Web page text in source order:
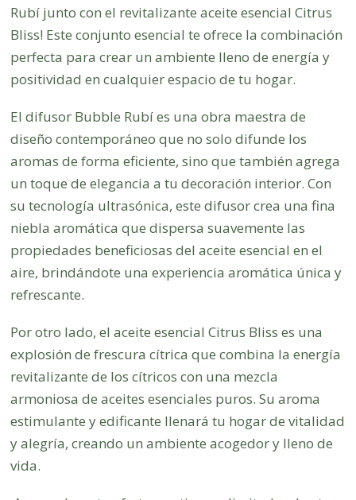
Rubí junto con el revitalizante aceite esencial Citrus
Bliss! Este conjunto esencial te ofrece la combinación
perfecta para crear un ambiente lleno de energía y
positividad en cualquier espacio de tu hogar.
El difusor Bubble Rubí es una obra maestra de
diseño contemporáneo que no solo difunde los
aromas de forma eficiente, sino que también agrega
un toque de elegancia a tu decoración interior. Con
su tecnología ultrasónica, este difusor crea una fina
niebla aromática que dispersa suavemente las
propiedades beneficiosas del aceite esencial en el
aire, brindándote una experiencia aromática única y
refrescante.
Por otro lado, el aceite esencial Citrus Bliss es una
explosión de frescura cítrica que combina la energía
revitalizante de los cítricos con una mezcla
armoniosa de aceites esenciales puros. Su aroma
estimulante y edificante llenará tu hogar de vitalidad
y alegría, creando un ambiente acogedor y lleno de
vida.